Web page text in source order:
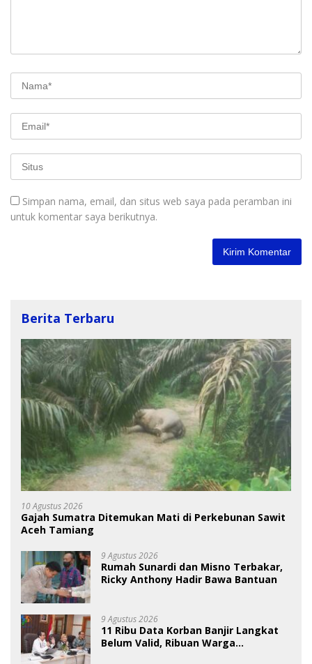
Simpan nama, email, dan situs web saya pada peramban ini
untuk komentar saya berikutnya.
Berita Terbaru
10 Agustus 2026
Gajah Sumatra Ditemukan Mati di Perkebunan Sawit
Aceh Tamiang
9 Agustus 2026
Rumah Sunardi dan Misno Terbakar,
Ricky Anthony Hadir Bawa Bantuan
9 Agustus 2026
11 Ribu Data Korban Banjir Langkat
Belum Valid, Ribuan Warga